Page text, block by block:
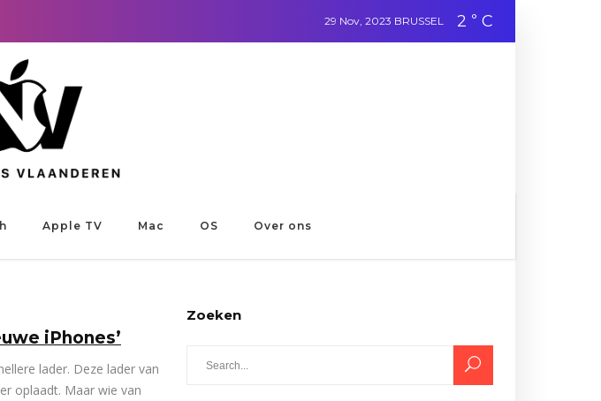
29 Nov, 2023 BRUSSEL 2 ° C
Apple TV Mac OS Over ons
iPhones’
lader. Deze lader van
oplaadt. Maar wie van
Zoeken